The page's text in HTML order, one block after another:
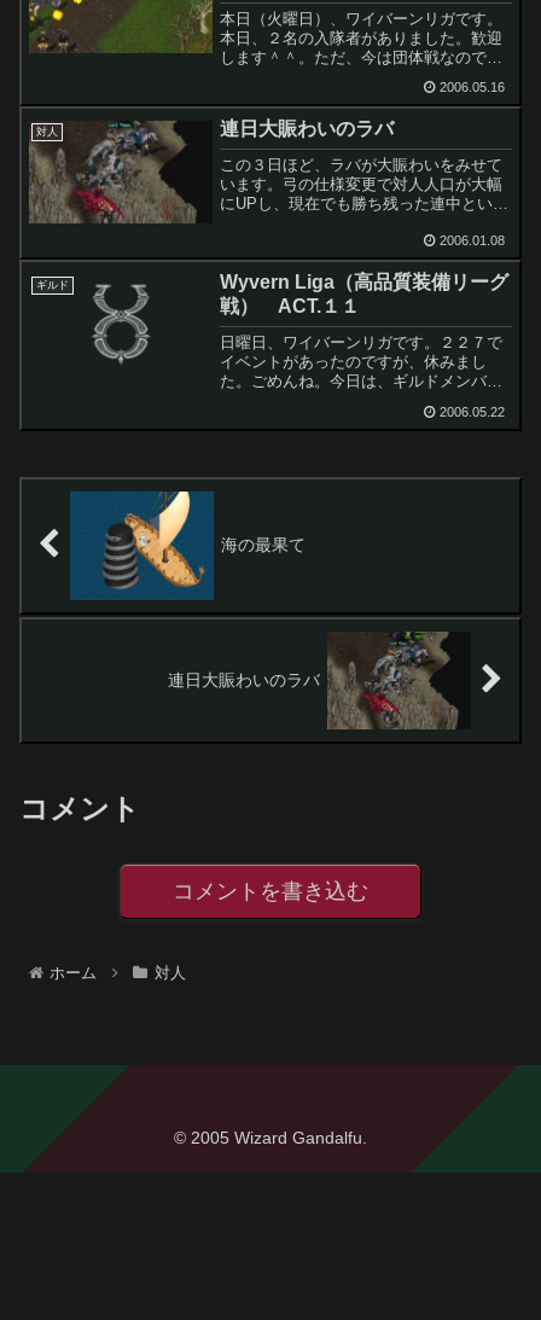
本日（火曜日）、ワイバーンリガです。
本日、２名の入隊者がありました。歓迎
します＾＾。ただ、今は団体戦なので、
ギルド戦になってくれ。はっきりいって
団体戦はいまいち。ギルド戦は、団体戦
のようにつっこんだら即死...
2006.05.16
対人 連日大賑わいのラバ
この３日ほど、ラバが大賑わいをみせて
います。弓の仕様変更で対人人口が大幅
にUPし、現在でも勝ち残った連中といい
うです。本日はTOSや、プー、ERR？が
メインでした。あとは、青連合といいま
すか、寄せ集めとい...
2006.01.08
ギルド
Wyvern Liga（高品質装備リーグ
戦） ACT.１１
日曜日、ワイバーンリガです。２２７で
イベントがあったのですが、休みまし
た。ごめんね。今日は、ギルドメンバー
た。これは伝説にのこるでしょう。ギル
2006.05.22
海の最果て
連日大賑わいのラバ
コメント
コメントを書き込む
ホーム 対人
© 2005 Wizard Gandalfu.